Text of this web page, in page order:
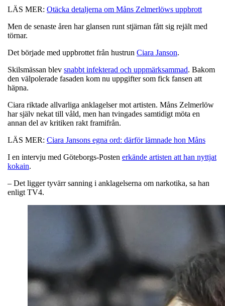
LÄS MER: Otäcka detaljerna om Måns Zelmerlöws uppbrott
Men de senaste åren har glansen runt stjärnan fått sig rejält med
törnar.
Det började med uppbrottet från hustrun Ciara Janson.
Skilsmässan blev snabbt infekterad och uppmärksammad. Bakom
den välpolerade fasaden kom nu uppgifter som fick fansen att
häpna.
Ciara riktade allvarliga anklagelser mot artisten. Måns Zelmerlöw
har själv nekat till våld, men han tvingades samtidigt möta en
annan del av kritiken rakt framifrån.
LÄS MER: Ciara Jansons egna ord: därför lämnade hon Måns
I en intervju med Göteborgs-Posten erkände artisten att han nyttjat
kokain.
– Det ligger tyvärr sanning i anklagelserna om narkotika, sa han
enligt TV4.